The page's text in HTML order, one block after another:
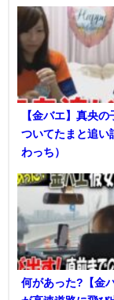
【金バエ】真央の
ついてたまと追い
わっち）
何があった?【金